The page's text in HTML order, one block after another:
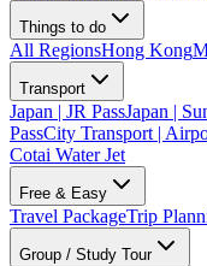
Things to do
All RegionsHong Kong
Transport
Japan | JR PassJapan |
PassCity Transport |
Cotai Water Jet
Free & Easy
Travel PackageTrip
Group / Study Tour